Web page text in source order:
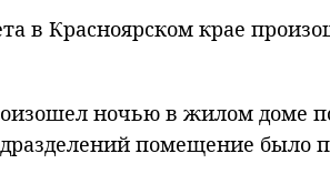
в Красноярском крае
ночью в жилом доме
помещение было